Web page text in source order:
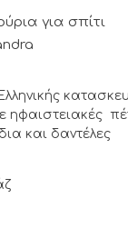
για σπίτι
ηφαιστειακές
και δαντέλες